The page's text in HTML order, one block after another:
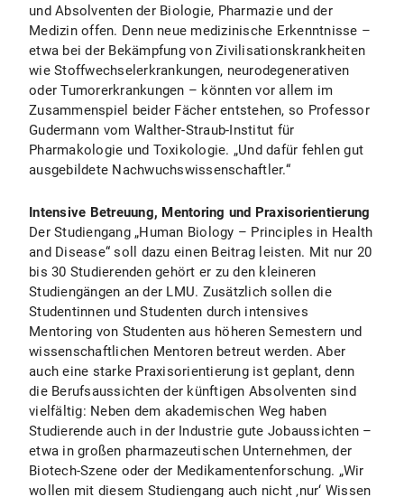
und Absolventen der Biologie, Pharmazie und der
Medizin offen. Denn neue medizinische Erkenntnisse –
etwa bei der Bekämpfung von Zivilisationskrankheiten
wie Stoffwechselerkrankungen, neurodegenerativen
oder Tumorerkrankungen – könnten vor allem im
Zusammenspiel beider Fächer entstehen, so Professor
Gudermann vom Walther-Straub-Institut für
Pharmakologie und Toxikologie. „Und dafür fehlen gut
ausgebildete Nachwuchswissenschaftler.“
Intensive Betreuung, Mentoring und Praxisorientierung
Der Studiengang „Human Biology – Principles in Health
and Disease“ soll dazu einen Beitrag leisten. Mit nur 20
bis 30 Studierenden gehört er zu den kleineren
Studiengängen an der LMU. Zusätzlich sollen die
Studentinnen und Studenten durch intensives
Mentoring von Studenten aus höheren Semestern und
wissenschaftlichen Mentoren betreut werden. Aber
auch eine starke Praxisorientierung ist geplant, denn
die Berufsaussichten der künftigen Absolventen sind
vielfältig: Neben dem akademischen Weg haben
Studierende auch in der Industrie gute Jobaussichten –
etwa in großen pharmazeutischen Unternehmen, der
Biotech-Szene oder der Medikamentenforschung. „Wir
wollen mit diesem Studiengang auch nicht ‚nur‘ Wissen